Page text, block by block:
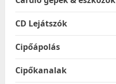
CD Lejátszók
Cipőápolás
Cipőkanalak